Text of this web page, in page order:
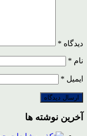
دیدگاه *
نام *
ایمیل *
آخرین نوشته ها